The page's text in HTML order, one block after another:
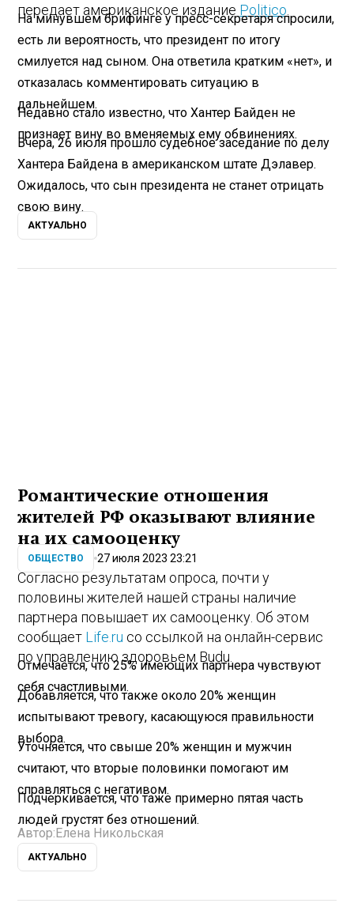
передает американское издание Politico
На минувшем брифинге у пресс-секретаря спросили,
есть ли вероятность, что президент по итогу
смилуется над сыном. Она ответила кратким «нет», и
отказалась комментировать ситуацию в
дальнейшем.
Недавно стало известно, что Хантер Байден не
признает вину во вменяемых ему обвинениях.
Вчера, 26 июля прошло судебное заседание по делу
Хантера Байдена в американском штате Дэлавер.
Ожидалось, что сын президента не станет отрицать
свою вину.
АКТУАЛЬНО
Романтические отношения
жителей РФ оказывают влияние
на их самооценку
ОБЩЕСТВО 27 июля 2023 23:21
Согласно результатам опроса, почти у
половины жителей нашей страны наличие
партнера повышает их самооценку. Об этом
сообщает Life.ru со ссылкой на онлайн-сервис
по управлению здоровьем Budu.
Отмечается, что 25% имеющих партнера чувствуют
себя счастливыми.
Добавляется, что также около 20% женщин
испытывают тревогу, касающуюся правильности
выбора.
Уточняется, что свыше 20% женщин и мужчин
считают, что вторые половинки помогают им
справляться с негативом.
Подчеркивается, что таже примерно пятая часть
людей грустят без отношений.
Автор:Елена Никольская
АКТУАЛЬНО